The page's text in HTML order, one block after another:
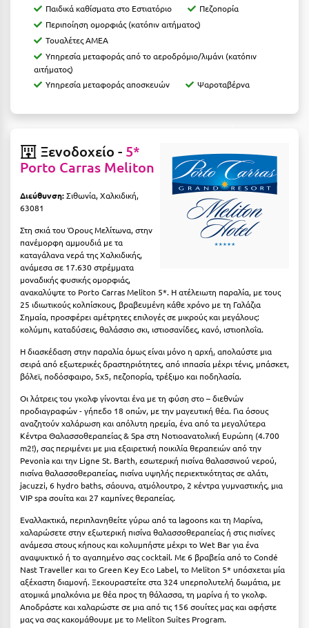
Κερατέα
Κεφαλονιά
Κοζάνη
Κοκκώνι Κορινθίας
Κόνιτσα
Κόρινθος
Κουρούτα Ηλείας
Κουφονήσια
Κρήτη
Κρουαζιέρες
Κύθηρα
Κυλλήνη
Κύμη Ευβοίας
Κυπαρισσία
Κύπρος
Κως
Λαγκάδια
Λακόπετρα Αχαΐας
Λακωνία
Λασίθι
Παιδικά καθίσματα στο Εστιατόριο
Πεζοπορία
Περιποίηση ομορφιάς (κατόπιν αιτήματος)
Τουαλέτες ΑΜΕΑ
Υπηρεσία μεταφοράς από το αεροδρόμιο/λιμάνι (κατόπιν
αιτήματος)
Υπηρεσία μεταφοράς αποσκευών
Ψαροταβέρνα
Ξενοδοχείο - 5*
Porto Carras Meliton
Διεύθυνση:Σιθωνία, Χαλκιδική,
63081
Στη σκιά του Όρους Μελίτωνα, στην
πανέμορφη αμμουδιά με τα
καταγάλανα νερά της Χαλκιδικής,
ανάμεσα σε 17.630 στρέμματα
μοναδικής φυσικής ομορφιάς,
ανακαλύψτε το Porto Carras Meliton 5*. Η ατέλειωτη παραλία, με τους
25 ιδιωτικούς κολπίσκους, βραβευμένη κάθε χρόνο με τη Γαλάζια
Σημαία, προσφέρει αμέτρητες επιλογές σε μικρούς και μεγάλους:
κολύμπι, καταδύσεις, θαλάσσιο σκι, ιστιοσανίδες, κανό, ιστιοπλοΐα.
Η διασκέδαση στην παραλία όμως είναι μόνο η αρχή, απολαύστε μια
σειρά από εξωτερικές δραστηριότητες, από ιππασία μέχρι τένις, μπάσκετ,
βόλεϊ, ποδόσφαιρο, 5x5, πεζοπορία, τρέξιμο και ποδηλασία.
Οι λάτρεις του γκολφ γίνονται ένα με τη φύση στο – διεθνών
προδιαγραφών - γήπεδο 18 οπών, με την μαγευτική θέα. Για όσους
αναζητούν χαλάρωση και απόλυτη ηρεμία, ένα από τα μεγαλύτερα
Κέντρα Θαλασσοθεραπείας & Spa στη Νοτιοανατολική Ευρώπη (4.700
m2!), σας περιμένει με μια εξαιρετική ποικιλία θεραπειών από την
Pevonia και την Ligne St. Barth, εσωτερική πισίνα θαλασσινού νερού,
πισίνα θαλασσοθεραπείας, πισίνα υψηλής περιεκτικότητας σε αλάτι,
jacuzzi, 6 hydro baths, σάουνα, ατμόλουτρο, 2 κέντρα γυμναστικής, μια
VIP spa σουίτα και 27 καμπίνες θεραπείας.
Εναλλακτικά, περιπλανηθείτε γύρω από τα lagoons και τη Μαρίνα,
χαλαρώσετε στην εξωτερική πισίνα θαλασσοθεραπείας ή στις πισίνες
ανάμεσα στους κήπους και κολυμπήστε μέχρι το Wet Bar για ένα
αναψυκτικό ή το αγαπημένο σας cocktail. Με 6 βραβεία από το Condé
Nast Traveller και το Green Key Eco Label, το Meliton 5* υπόσχεται μία
αξέχαστη διαμονή. Ξεκουραστείτε στα 324 υπερπολυτελή δωμάτια, με
ατομικά μπαλκόνια με θέα προς τη θάλασσα, τη μαρίνα ή το γκολφ.
Αποδράστε και χαλαρώστε σε μια από τις 156 σουίτες μας και αφήστε
μας να σας κακομάθουμε με το Meliton Suites Program.